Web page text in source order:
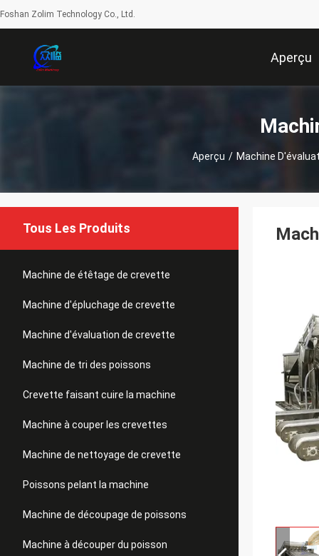
Foshan Zolim Technology Co., Ltd.
Aperçu
Aperçu / Machine
Tous Les Produits
Machine de étêtage de crevette
Machine d'épluchage de crevette
Machine d'évaluation de crevette
Machine de tri des poissons
Crevette faisant cuire la machine
Machine à couper les crevettes
Machine de nettoyage de crevette
Poissons pelant la machine
Machine de découpage de poissons
Machine à découper du poisson